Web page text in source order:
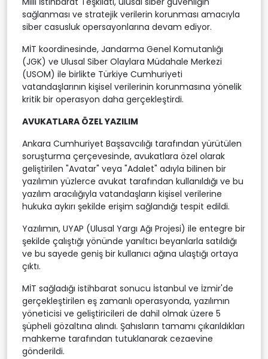
sağlanması ve stratejik verilerin korunması amacıyla
siber casusluk opersayonlarına devam ediyor.
MİT koordinesinde, Jandarma Genel Komutanlığı
(JGK) ve Ulusal Siber Olaylara Müdahale Merkezi
(USOM) ile birlikte Türkiye Cumhuriyeti
vatandaşlarının kişisel verilerinin korunmasına yönelik
kritik bir operasyon daha gerçekleştirdi.
AVUKATLARA ÖZEL YAZILIM
Ankara Cumhuriyet Başsavcılığı tarafından yürütülen
soruşturma çerçevesinde, avukatlara özel olarak
geliştirilen "Avatar" veya "Adalet" adıyla bilinen bir
yazılımın yüzlerce avukat tarafından kullanıldığı ve bu
yazılım aracılığıyla vatandaşların kişisel verilerine
hukuka aykırı şekilde erişim sağlandığı tespit edildi.
Yazılımın, UYAP (Ulusal Yargı Ağı Projesi) ile entegre bir
şekilde çalıştığı yönünde yanıltıcı beyanlarla satıldığı
ve bu sayede geniş bir kullanıcı ağına ulaştığı ortaya
çıktı.
MİT sağladığı istihbarat sonucu İstanbul ve İzmir'de
gerçekleştirilen eş zamanlı operasyonda, yazılımın
yöneticisi ve geliştiricileri de dahil olmak üzere 5
şüpheli gözaltına alındı. Şahısların tamamı çıkarıldıkları
mahkeme tarafından tutuklanarak cezaevine
gönderildi.